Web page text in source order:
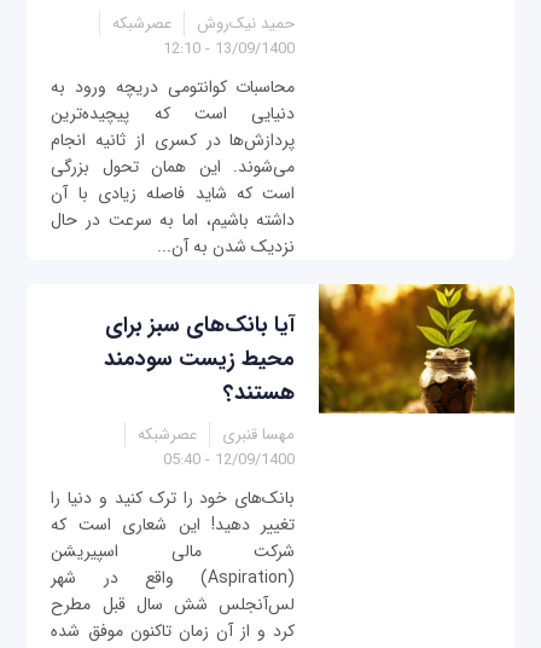
حمید نیک‌روش
عصرشبکه
13/09/1400 - 12:10
محاسبات کوانتومی دریچه‌ ورود به
دنیایی است که پیچیده‌ترین
پردازش‌ها در کسری از ثانیه انجام
می‌شوند. این همان تحول بزرگی
است که شاید فاصله زیادی با آن
داشته باشیم، اما به سرعت در حال
نزدیک ‌شدن به آن...
آیا بانک‌‌های سبز برای
محیط زیست سودمند
هستند؟
مهسا قنبری
عصرشبکه
12/09/1400 - 05:40
بانک‌های خود را ترک کنید و دنیا را
تغییر دهید! این شعاری است که
شرکت مالی اسپیریشن
(Aspiration) واقع در شهر
لس‌آنجلس شش سال قبل مطرح
کرد و از آن زمان تاکنون موفق شده